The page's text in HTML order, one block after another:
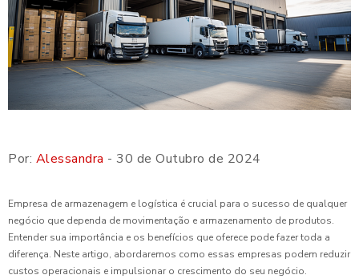
Por: Alessandra - 30 de Outubro de 2024
Empresa de armazenagem e logística é crucial para o sucesso de qualquer
negócio que dependa de movimentação e armazenamento de produtos.
Entender sua importância e os benefícios que oferece pode fazer toda a
diferença. Neste artigo, abordaremos como essas empresas podem reduzir
custos operacionais e impulsionar o crescimento do seu negócio.